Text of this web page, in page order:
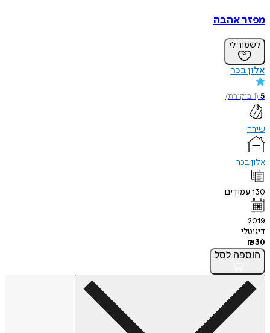
מפזר אהבה
לשמור לי
אלון בכר
5
(
1ביקורת)
שירה
אלון בכר
130עמודים
2019
דיגיטלי
₪30
הוספה לסל